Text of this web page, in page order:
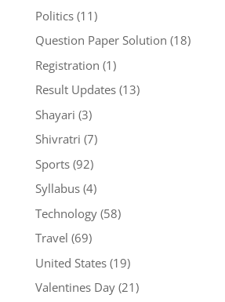
Politics(11)
Question Paper Solution (18)
Registration (1)
Result Updates(13)
Shayari (3)
Shivratri (7)
Sports(92)
Syllabus(4)
Technology(58)
Travel (69)
United States(19)
Valentines Day(21)